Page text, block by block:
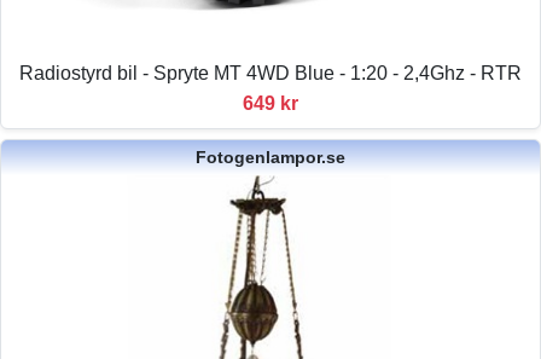
Radiostyrd bil - Spryte MT 4WD Blue - 1:20 - 2,4Ghz - RTR
649 kr
Fotogenlampor.se